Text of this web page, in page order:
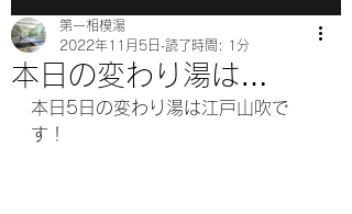
本日の変わり湯は…
第一相模湯
2022年11月5日 読了時間: 1分
本日5日の変わり湯は江戸山吹で
す！